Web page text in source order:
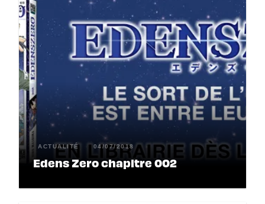
ACTUALITÉ 04/07/2018
Edens Zero chapitre 002